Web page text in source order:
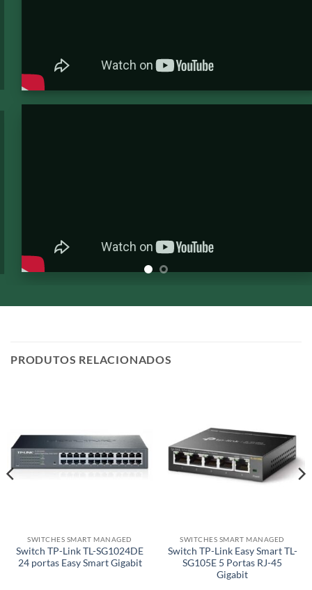
PRODUTOS RELACIONADOS
SWITCHES SMART MANAGED
Switch TP-Link TL-SG1024DE
24 portas Easy Smart Gigabit
SWITCHES SMART MANAGED
Switch TP-Link Easy Smart TL-
SG105E 5 Portas RJ-45
Gigabit